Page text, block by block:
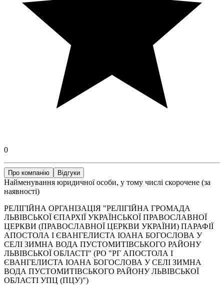
0
Про компанію Відгуки
Найменування юридичної особи, у тому числі скорочене (за
наявності)
РЕЛІГІЙНА ОРГАНІЗАЦІЯ "РЕЛІГІЙНА ГРОМАДА
ЛЬВІВСЬКОЇ ЄПАРХІЇ УКРАЇНСЬКОЇ ПРАВОСЛАВНОЇ
ЦЕРКВИ (ПРАВОСЛАВНОЇ ЦЕРКВИ УКРАЇНИ) ПАРАФІЇ
АПОСТОЛА І ЄВАНГЕЛИСТА ІОАНА БОГОСЛОВА У
СЕЛІ ЗИМНА ВОДА ПУСТОМИТІВСЬКОГО РАЙОНУ
ЛЬВІВСЬКОЇ ОБЛАСТІ" (РО "РГ АПОСТОЛА І
ЄВАНГЕЛИСТА ІОАНА БОГОСЛОВА У СЕЛІ ЗИМНА
ВОДА ПУСТОМИТІВСЬКОГО РАЙОНУ ЛЬВІВСЬКОЇ
ОБЛАСТІ УПЦ (ПЦУ)")